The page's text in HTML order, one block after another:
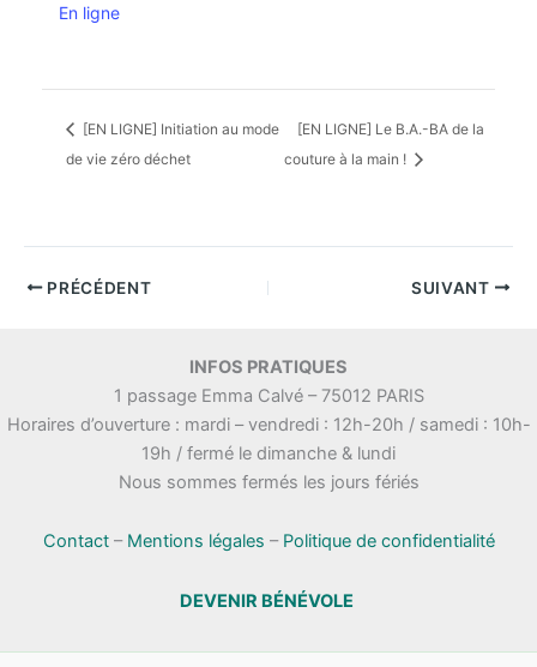
En ligne
[EN LIGNE] Initiation au mode
de vie zéro déchet
[EN LIGNE] Le B.A.-BA de la
couture à la main !
PRÉCÉDENT SUIVANT
INFOS PRATIQUES
1 passage Emma Calvé – 75012 PARIS
Horaires d’ouverture : mardi – vendredi : 12h-20h / samedi : 10h-
19h / fermé le dimanche & lundi
Nous sommes fermés les jours fériés
Contact– Mentions légales – Politique de confidentialité
DEVENIR BÉNÉVOLE